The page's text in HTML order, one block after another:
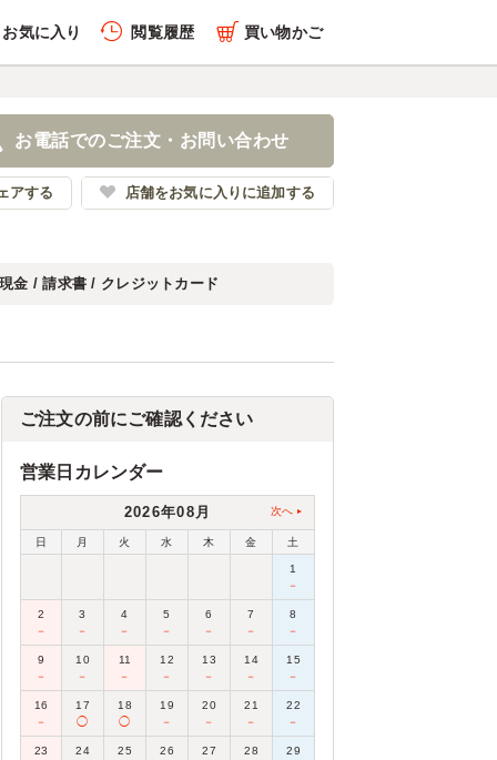
お気に入り 閲覧履歴 買い物かご
お電話でのご注文・お問い合わせ
アする 店舗をお気に入りに追加する
現金 / 請求書 / クレジットカード
ご注文の前にご確認ください
営業日カレンダー
2026年08月 次へ
日 月 火 水 木 金 土
1
－
2
－
3
－
4
－
5
－
6
－
7
－
8
－
9
－
10
－
11
－
12
－
13
－
14
－
15
－
16
－
17
◯
18
◯
19
－
20
－
21
－
22
－
23
24
25
26
27
28
29